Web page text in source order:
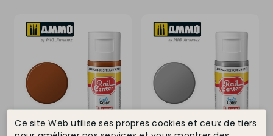
Ce site Web utilise ses propres cookies et ceux de tiers